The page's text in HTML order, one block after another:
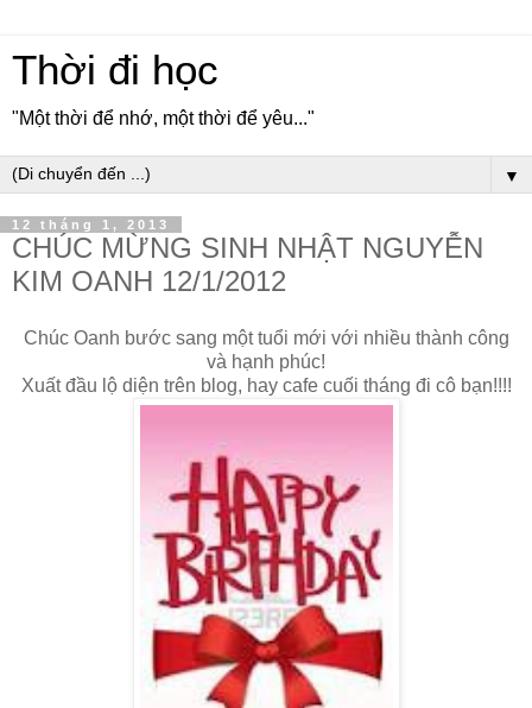
Thời đi học
"Một thời để nhớ, một thời để yêu..."
▼
12 tháng 1, 2013
CHÚC MỪNG SINH NHẬT NGUYỄN
KIM OANH 12/1/2012
Chúc Oanh bước sang một tuổi mới với nhiều thành công
và hạnh phúc!
Xuất đầu lộ diện trên blog, hay cafe cuối tháng đi cô bạn!!!!